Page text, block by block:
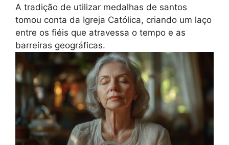
A tradição de utilizar medalhas de santos
tomou conta da Igreja Católica, criando um laço
entre os fiéis que atravessa o tempo e as
barreiras geográficas.